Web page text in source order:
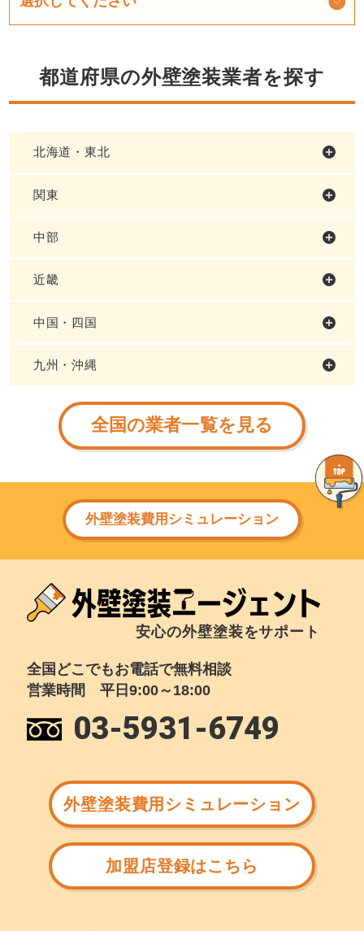
都道府県の外壁塗装業者を探す
北海道・東北
関東
中部
近畿
中国・四国
九州・沖縄
全国の業者一覧を見る
外壁塗装費用シミュレーション
安心の外壁塗装をサポート
全国どこでもお電話で無料相談
営業時間 平日9:00～18:00
03-5931-6749
外壁塗装費用シミュレーション
加盟店登録はこちら